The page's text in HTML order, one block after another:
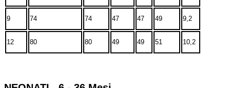
9 74 74 47 47 49 9,2
12 80 80 49 49 51 10,2